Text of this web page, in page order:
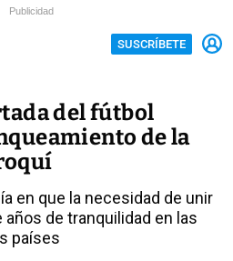
Publicidad
SUSCRÍBETE
del fútbol
de la
en que la necesidad de unir
de tranquilidad en las
países